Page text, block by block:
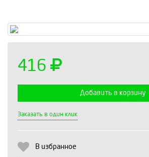
416
Добавить в корзину
Заказать в один клик
В избранное